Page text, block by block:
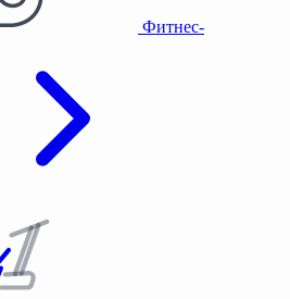
Фитнес-